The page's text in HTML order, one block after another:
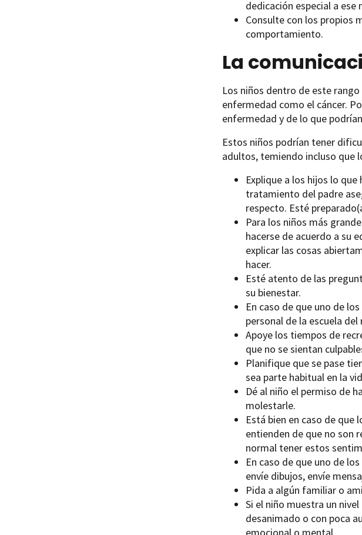
dedicación especial a ese
Consulte con los propios
comportamiento.
La
Los niños dentro de este
enfermedad como el cáncer.
enfermedad y de lo que
Estos niños podrían tener
adultos, temiendo incluso que
Explique a los hijos lo
tratamiento del padre
respecto. Esté
Para los niños más
hacerse de acuerdo a su
explicar las cosas
hacer.
Esté atento de las
su bienestar.
En caso de que uno de
personal de la escuela
Apoye los tiempos de
que no se sientan
Planifique que se pase
sea parte habitual en la
Dé al niño el permiso de
molestarle.
Está bien en caso de que
entienden de que no son
normal tener estos
En caso de que uno de
envíe dibujos, envíe
Pida a algún familiar o
Si el niño muestra un
desanimado o con poca